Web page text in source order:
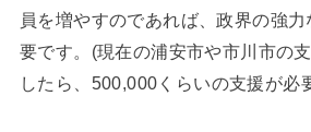
員を増やすのであれば、政界の強
要です。(現在の浦安市や市川市の
したら、500,000くらいの支援が必